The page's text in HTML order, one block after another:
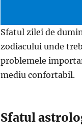
Sfatul zilei de
zodiacului unde
problemele
mediu confortabil.
Sfatul